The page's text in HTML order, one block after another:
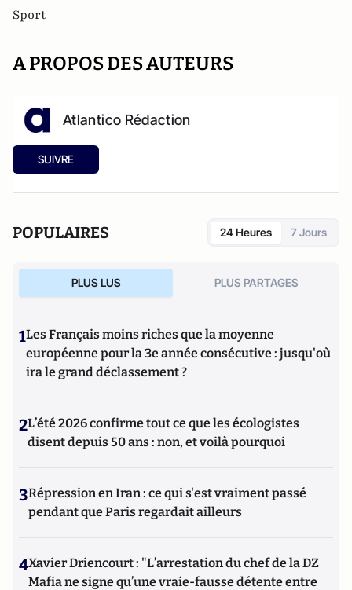
Sport
A PROPOS DES AUTEURS
Atlantico Rédaction
SUIVRE
POPULAIRES 24 Heures 7 Jours
PLUS LUS PLUS PARTAGES
1Les Français moins riches que la moyenne
européenne pour la 3e année consécutive : jusqu'où
ira le grand déclassement ?
2L’été 2026 confirme tout ce que les écologistes
disent depuis 50 ans : non, et voilà pourquoi
3Répression en Iran : ce qui s'est vraiment passé
pendant que Paris regardait ailleurs
4Xavier Driencourt : "L’arrestation du chef de la DZ
Mafia ne signe qu’une vraie-fausse détente entre